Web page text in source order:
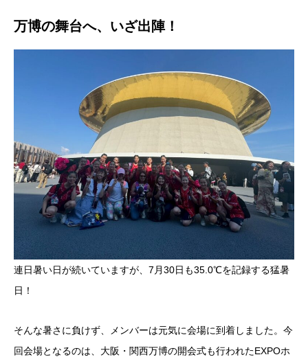
万博の舞台へ、いざ出陣！
連日暑い日が続いていますが、7月30日も35.0℃を記録する猛暑
日！
そんな暑さに負けず、メンバーは元気に会場に到着しました。今
回会場となるのは、大阪・関西万博の開会式も行われたEXPOホ